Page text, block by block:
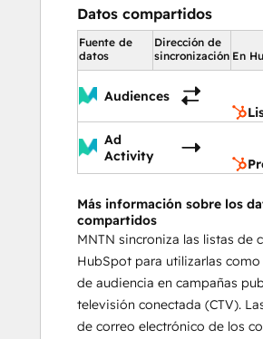
Datos compartidos
Fuente de
datos
Dirección de
sincronización En
Audiences
Ad
Activity
Más información sobre los
compartidos
MNTN sincroniza las listas de
HubSpot para utilizarlas
de audiencia en campañas
televisión conectada (CTV).
de correo electrónico de los